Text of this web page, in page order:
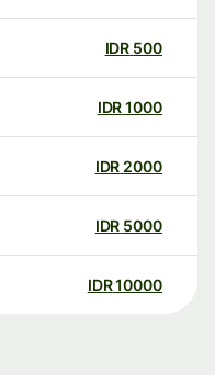
500
IDR
1000
IDR
2000
IDR
5000
IDR
10000
IDR